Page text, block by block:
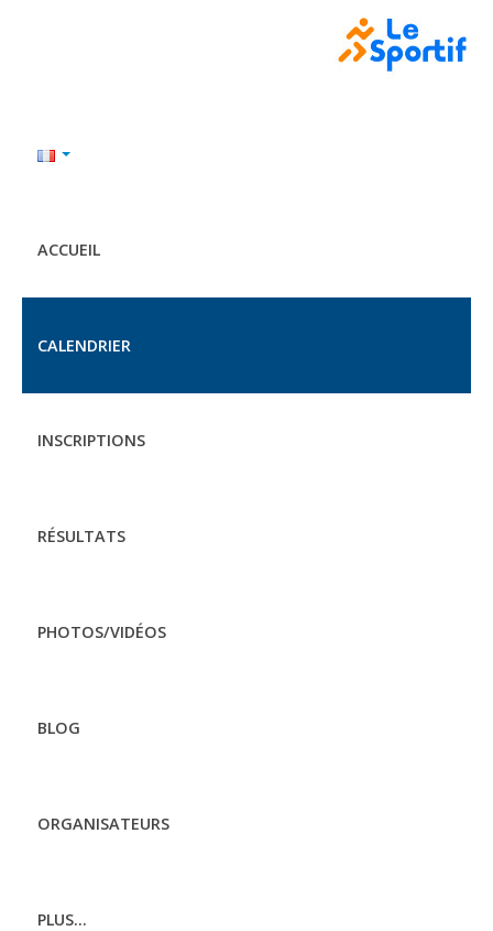
ACCUEIL
CALENDRIER
INSCRIPTIONS
RÉSULTATS
PHOTOS/VIDÉOS
BLOG
ORGANISATEURS
PLUS...